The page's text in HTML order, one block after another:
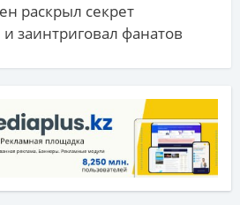
раскрыл секрет
заинтриговал фанатов